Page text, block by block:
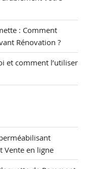
: Comment
Rénovation ?
et comment l’utiliser
Vente en ligne